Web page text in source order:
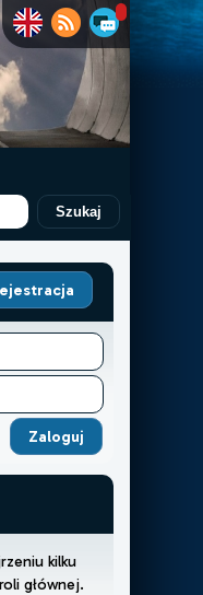
Szukaj
rzeniu kilku
roli głównej.